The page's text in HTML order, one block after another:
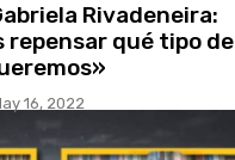
Rivadeneira:
repensar qué tipo de
16, 2022